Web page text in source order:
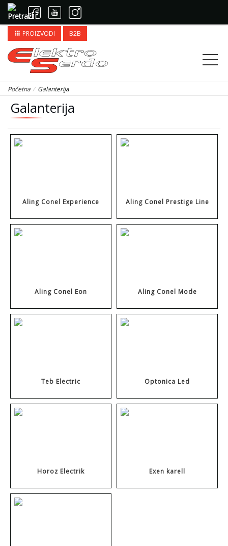
apps PROIZVODI B2B
Početna Galanterija
Galanterija
Aling Conel Experience Aling Conel Prestige Line
Aling Conel Eon Aling Conel Mode
Teb Electric Optonica Led
Horoz Electrik Exen karell